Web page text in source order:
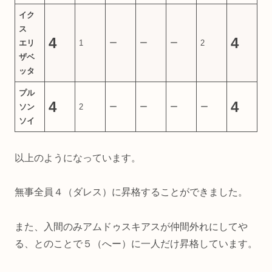
イク
ス
エリ
ザベ
ッタ
4 1 ー ー ー 2 4
プル
ソン
ソイ
4 2 ー ー ー ー 4
以上のようになっています。
無事全員４（ダレス）に昇格することができました。
また、入間のみアムドゥスキアスが仲間外れにしてや
る、とのことで５（へー）に一人だけ昇格しています。